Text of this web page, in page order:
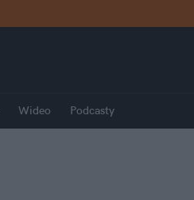
Wideo Podcasty